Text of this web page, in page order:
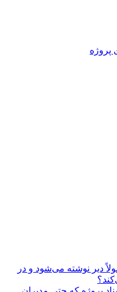
پروژه
دیر نوشته می‌شود و در